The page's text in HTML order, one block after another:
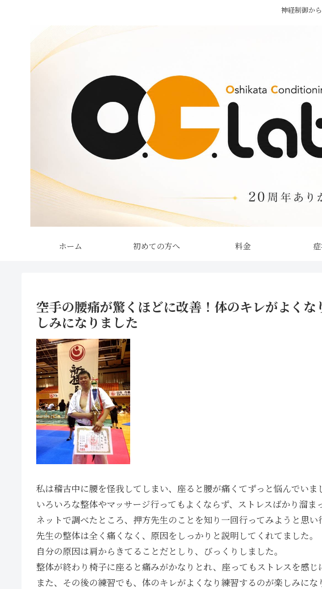
神経制御か
ホーム 初めての方へ 料金
空手の腰痛が驚くほどに改善！体のキレがよくな
しみになりました
私は稽古中に腰を怪我してしまい、座ると腰が痛くてずっと悩んでいま
いろいろな整体やマッサージ行ってもよくならず、ストレスばかり溜ま
ネットで調べたところ、押方先生のことを知り一回行ってみようと思い
先生の整体は全く痛くなく、原因をしっかりと説明してくれてました。
自分の原因は肩からきてることだとしり、びっくりしました。
整体が終わり椅子に座ると痛みがかなりとれ、座ってもストレスを感じ
また、その後の練習でも、体のキレがよくなり練習するのが楽しみにな